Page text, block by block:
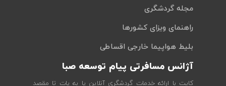
مجله گردشگری
راهنمای ویزای کشورها
بلیط هواپیما خارجی اقساطی
آژانس مسافرتی پیام توسعه صبا
کایت با ارائه خدمات گردشگری آنلاین پا به پات تا مقصد